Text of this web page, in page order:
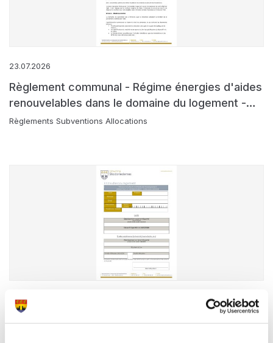
23.07.2026
Règlement communal - Régime énergies d'aides
renouvelables dans le domaine du logement -
version coordonnée
Règlements Subventions Allocations
08.07.2026
Subvention Prime d'encouragement élèves et